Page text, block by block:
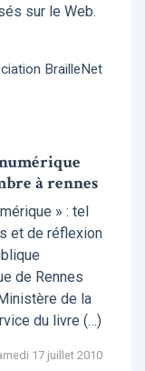
sur le Web.
BrailleNet
à rennes
» : tel
et de réflexion
de Rennes
de la
du livre (…)
17 juillet 2010